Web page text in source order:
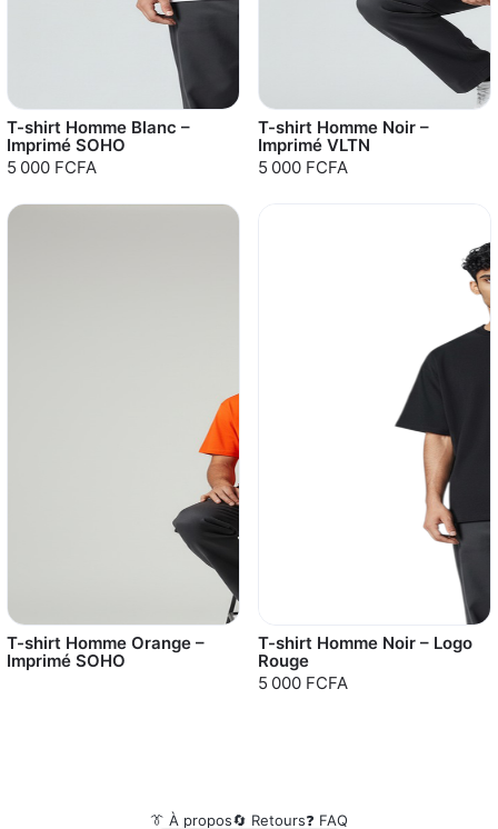
T-shirt Homme Blanc –
Imprimé SOHO
5 000 FCFA
T-shirt Homme Noir –
Imprimé VLTN
5 000 FCFA
T-shirt Homme Orange –
Imprimé SOHO
T-shirt Homme Noir – Logo
Rouge
5 000 FCFA
👔 À propos🔄 Retours❓ FAQ